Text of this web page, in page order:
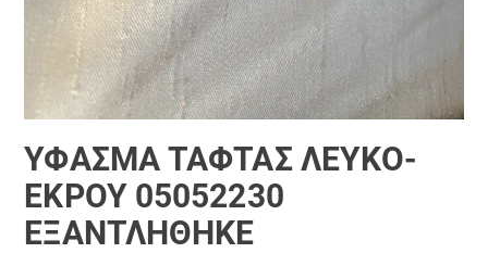
ΎΦΑΣΜΑ ΤΑΦΤΆΣ ΛΕΥΚΌ-
ΕΚΡΟΎ 05052230
ΕΞΑΝΤΛΗΘΗΚΕ